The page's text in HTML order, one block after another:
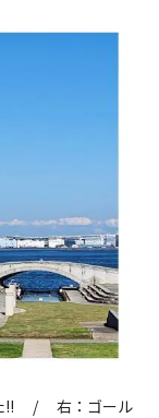
た!! / 右：ゴール